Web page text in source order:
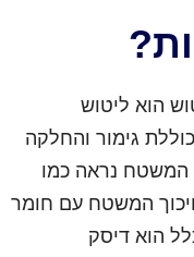
הוא ליטוש
גימור והחלקה
המשטח נראה כמו
המשטח עם חומר
הוא דיסק